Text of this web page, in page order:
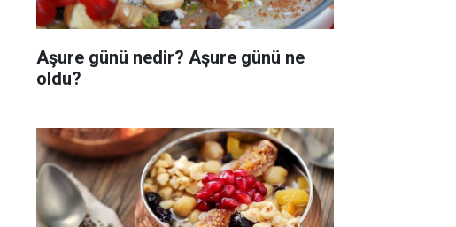
Aşure günü nedir? Aşure günü ne
oldu?